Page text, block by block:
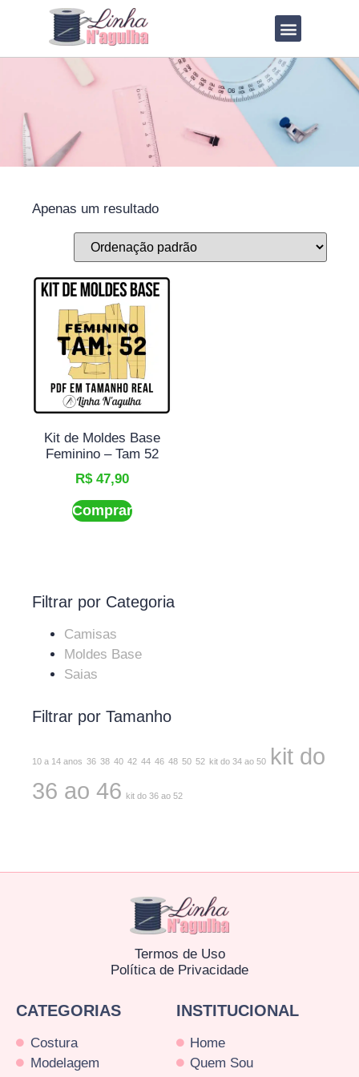
Apenas um resultado
Kit de Moldes Base
Feminino – Tam 52
R$47,90
Comprar
Filtrar por Categoria
Camisas
Moldes Base
Saias
Filtrar por Tamanho
10 a 14 anos 36 38 40 42 44 46 48 50 52 kit do 34 ao 50 kit do
36 ao 46 kit do 36 ao 52
Termos de Uso
Política de Privacidade
CATEGORIAS
Costura
Modelagem
INSTITUCIONAL
Home
Quem Sou